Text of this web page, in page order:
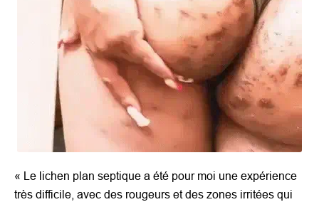
«
Le lichen plan septique a été pour moi une expérience
très difficile, avec des rougeurs et des zones irritées qui